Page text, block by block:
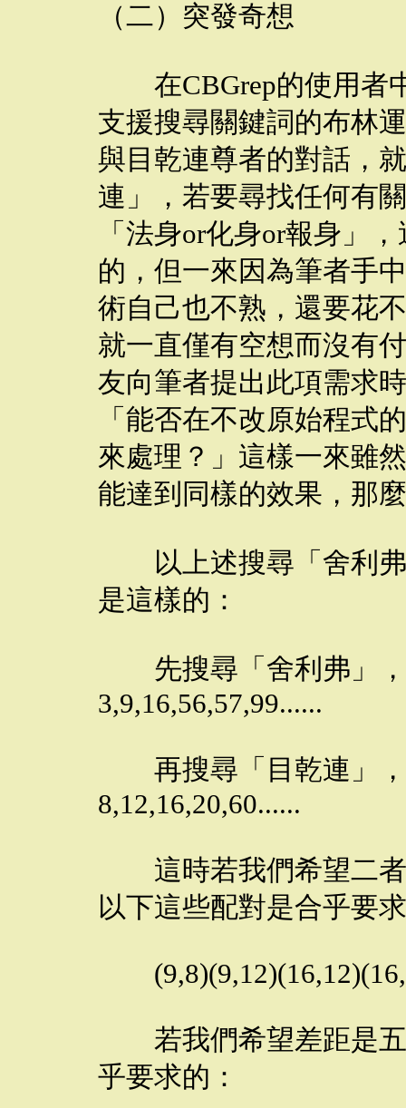
（二）突發奇想
在CBGrep的使用者
支援搜尋關鍵詞的布林
與目乾連尊者的對話，
連」，若要尋找任何有
「法身or化身or報身」
的，但一來因為筆者手
術自己也不熟，還要花
就一直僅有空想而沒有
友向筆者提出此項需求
「能否在不改原始程式
來處理？」這樣一來雖
能達到同樣的效果，那
以上述搜尋「舍利弗
是這樣的：
先搜尋「舍利弗」，
3,9,16,56,57,99......
再搜尋「目乾連」，
8,12,16,20,60......
這時若我們希望二者
以下這些配對是合乎要
若我們希望差距是五
乎要求的：